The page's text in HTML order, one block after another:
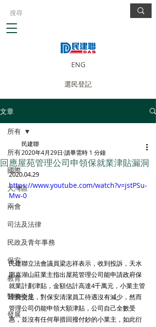
ENG
選民登記
文章
所有
國際
大灣區
兩會
司法及法律
民政及青年事務
保安
教育
醫務衛生
發展
所有
回應屋苑管理公司申領保就業津貼漏洞
民建聯
2020年4月29日 讀畢需時 1 分鐘
2020.04.29
https://www.youtube.com/watch?v=jstPSu-
Mw-0
民建聯立法會議員梁志祥表示，收到投訴，天水
圍嘉湖山莊業主指出屋苑管理公司能申請政府保
就業計劃津貼，金額估計高達4千萬元，小業主管
理費交足，對保安清潔員工待遇沒有減少，然而
管理公司仍能申領大額津貼，公司自己全數受
惠，並沒有任何舉措回撥付鈔的小業主，如此衍